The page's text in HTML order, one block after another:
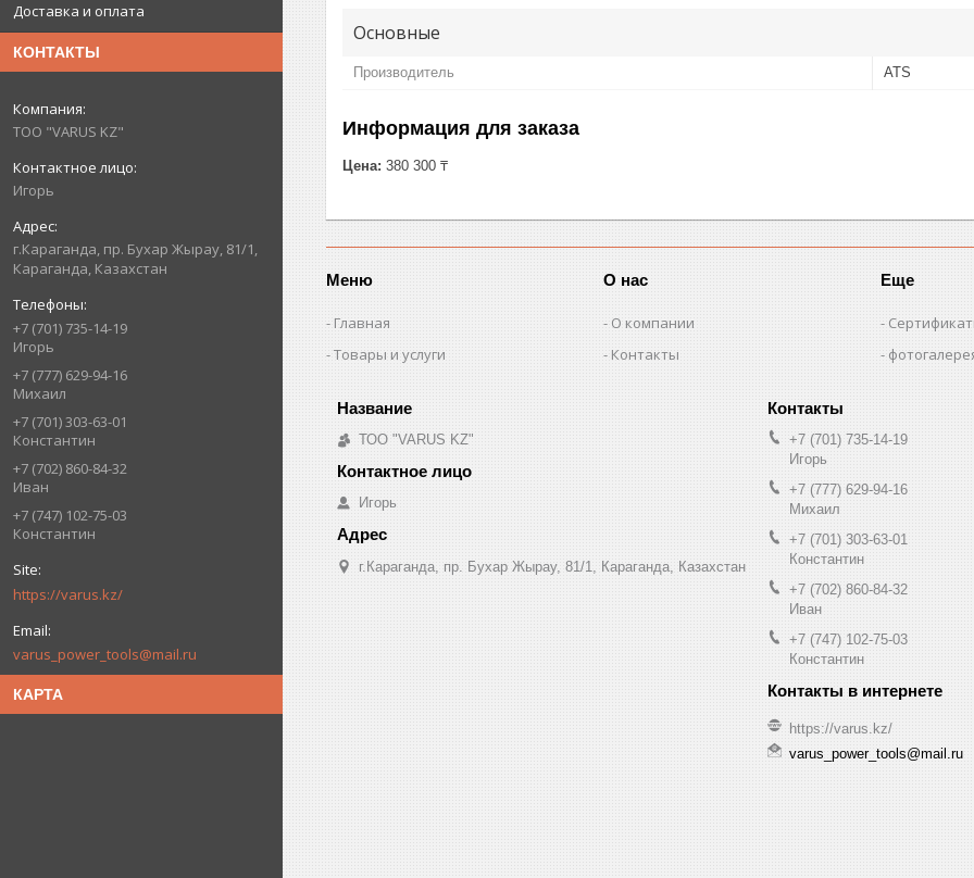
Доставка и оплата
КОНТАКТЫ
ТОО "VARUS KZ"
Игорь
г.Караганда, пр. Бухар Жырау, 81/1,
Караганда, Казахстан
+7 (701) 735-14-19
Игорь
+7 (777) 629-94-16
Михаил
+7 (701) 303-63-01
Константин
+7 (702) 860-84-32
Иван
+7 (747) 102-75-03
Константин
https://varus.kz/
varus_power_tools@mail.ru
КАРТА
Основные
Производитель ATS
Информация для заказа
Цена: 380 300 ₸
Меню
Главная
Товары и услуги
О нас
О компании
Контакты
Еще
ТОО "VARUS KZ"
Игорь
г.Караганда, пр. Бухар Жырау, 81/1, Караганда, Казахстан
+7 (701) 735-14-19
Игорь
+7 (777) 629-94-16
Михаил
+7 (701) 303-63-01
Константин
+7 (702) 860-84-32
Иван
+7 (747) 102-75-03
Константин
https://varus.kz/
varus_power_tools@mail.ru